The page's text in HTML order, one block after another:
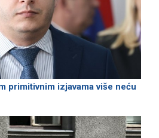
primitivnim izjavama više neću